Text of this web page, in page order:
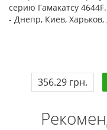
серию Гамакатсу
- Днепр, Киев, Харьков,
356.29 грн.